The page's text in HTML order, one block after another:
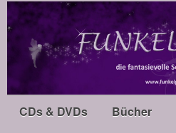
CDs & DVDs Bücher